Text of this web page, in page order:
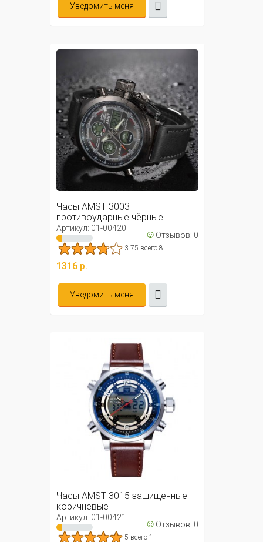
Уведомить меня
Часы AMST 3003
противоударные чёрные
Артикул: 01-00420 ☺ Отзывов: 0
3.75 всего 8
1316 р.
Уведомить меня
Часы AMST 3015 защищенные
коричневые
Артикул: 01-00421 ☺ Отзывов: 0
5 всего 1